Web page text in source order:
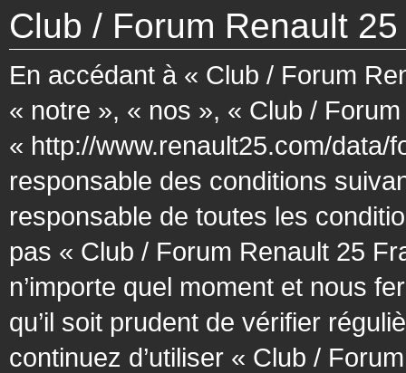
Club / Forum Renault
En accédant à « Club / Forum
« notre », « nos », « Club /
« http://www.renault25.com/data/
responsable des conditions
responsable de toutes les
pas « Club / Forum Renault 25
n’importe quel moment et nous
qu’il soit prudent de vérifier
continuez d’utiliser « Club /